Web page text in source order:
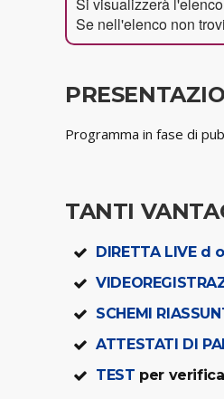
Si visualizzerà
Se nell'elenco non
Programma in fase di
TANTI
DIRETTA LIVE
SCHEMI
ATTESTATI DI
TEST per